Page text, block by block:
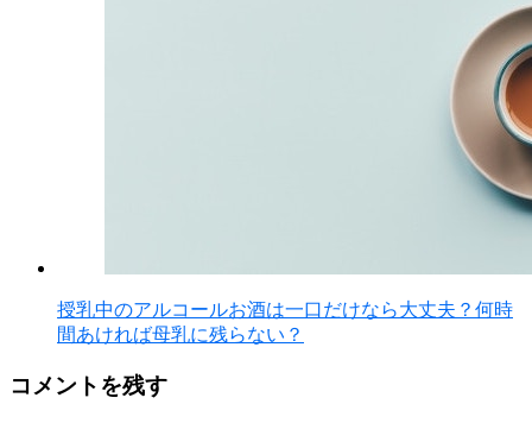
授乳中のアルコールお酒は一口だけなら大丈夫？何時
間あければ母乳に残らない？
コメントを残す